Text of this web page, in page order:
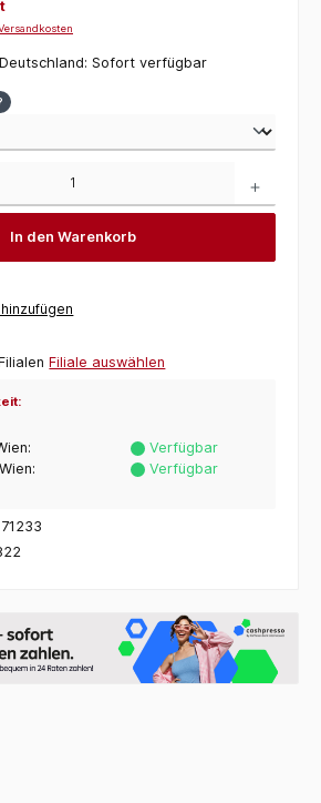
Sofort verfügbar
In den Warenkorb
Filiale auswählen
Verfügbar
Verfügbar